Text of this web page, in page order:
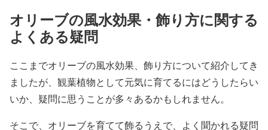
オリーブの風水効果・飾り方に関する
よくある疑問
ここまでオリーブの風水効果、飾り方について紹介してき
ましたが、観葉植物として元気に育てるにはどうしたらい
いか、疑問に思うことが多々あるかもしれません。
そこで、オリーブを育てて飾るうえで、よく聞かれる疑問